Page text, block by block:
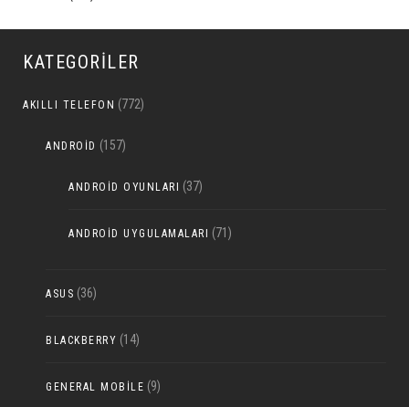
KATEGORILER
AKILLI TELEFON (772)
ANDROID (157)
ANDROID OYUNLARI (37)
ANDROID UYGULAMALARI (71)
ASUS (36)
BLACKBERRY (14)
GENERAL MOBILE (9)